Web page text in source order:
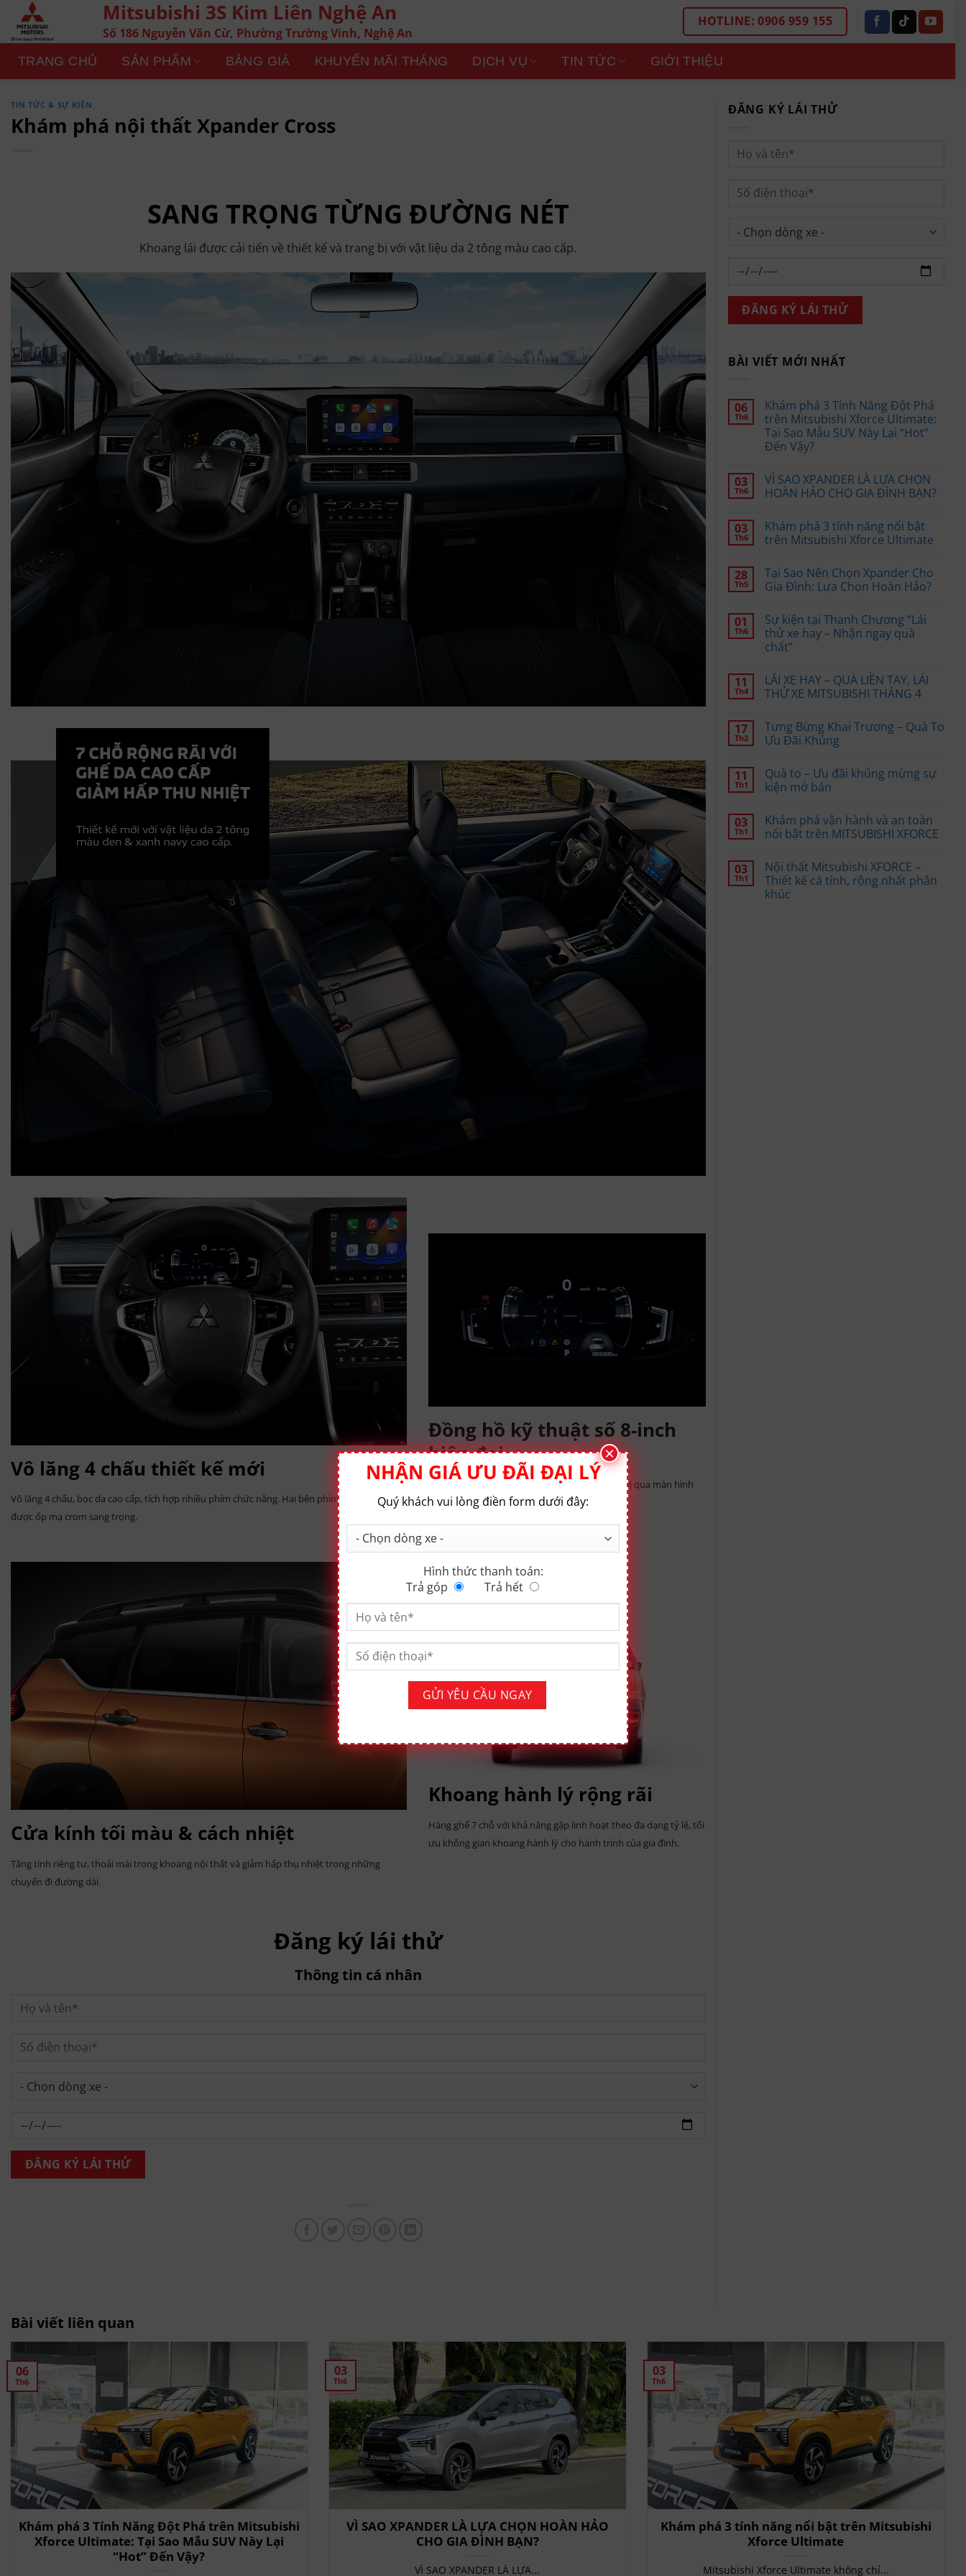
Chuyển
đến
nội
dung
Mitsubishi 3S Kim Liên Nghệ An
Số 186 Nguyễn Văn Cừ, Phường Trường Vinh, Nghệ An
HOTLINE: 0906 959 155
TRANG CHỦ SẢN PHẨM BẢNG GIÁ KHUYẾN MÃI THÁNG DỊCH VỤ TIN TỨC GIỚI THIỆU
TIN TỨC & SỰ KIỆN
Khám phá nội thất Xpander Cross
SANG TRỌNG TỪNG ĐƯỜNG NÉT
Khoang lái được cải tiến về thiết kế và trang bị với vật liệu da 2 tông màu cao cấp.
Vô lăng 4 chấu thiết kế mới
Vô lăng 4 chấu, bọc da cao cấp, tích hợp nhiều phím chức năng. Hai bên phím chức năng
được ốp mạ crom sang trọng.
Đồng hồ kỹ thuật số 8-inch
hiện đại
Dễ dàng quan sát thông số của xe được hiển thị qua màn hình
LCD.
Cửa kính tối màu & cách nhiệt
Tăng tính riêng tư, thoải mái trong khoang nội thất và giảm hấp thụ nhiệt trong những
chuyến đi đường dài.
Khoang hành lý rộng rãi
Hàng ghế 7 chỗ với khả năng gập linh hoạt theo đa dạng tỷ lệ, tối
ưu không gian khoang hành lý cho hành trình của gia đình.
Đăng ký lái thử
Thông tin cá nhân
ĐĂNG KÝ LÁI THỬ
BÀI VIẾT MỚI NHẤT
06
Th6
Khám phá 3 Tính Năng Đột Phá
trên Mitsubishi Xforce Ultimate:
Tại Sao Mẫu SUV Này Lại “Hot”
Đến Vậy?
03
Th6
VÌ SAO XPANDER LÀ LỰA CHỌN
HOÀN HẢO CHO GIA ĐÌNH BẠN?
03
Th6
Khám phá 3 tính năng nổi bật
trên Mitsubishi Xforce Ultimate
28
Th5
Tại Sao Nên Chọn Xpander Cho
Gia Đình: Lựa Chọn Hoàn Hảo?
01
Th6
Sự kiện tại Thanh Chương “Lái
thử xe hay – Nhận ngay quà
chất”
11
Th4
LÁI XE HAY – QUÀ LIỀN TAY, LÁI
THỬ XE MITSUBISHI THÁNG 4
17
Th2
Tưng Bừng Khai Trương – Quà To
Ưu Đãi Khủng
11
Th1
Quà to – Ưu đãi khủng mừng sự
kiện mở bán
03
Th1
Khám phá vận hành và an toàn
nổi bật trên MITSUBISHI XFORCE
03
Th1
Nội thất Mitsubishi XFORCE –
Thiết kế cá tính, rộng nhất phân
khúc
Bài viết liên quan
Khám phá 3 Tính Năng Đột Phá trên Mitsubishi
Xforce Ultimate: Tại Sao Mẫu SUV Này Lại
“Hot” Đến Vậy?
06
Th6
VÌ SAO XPANDER LÀ LỰA CHỌN HOÀN HẢO
CHO GIA ĐÌNH BẠN?
VÌ SAO XPANDER LÀ LỰA...
03
Th6
Khám phá 3 tính năng nổi bật trên Mitsubishi
Xforce Ultimate
Mitsubishi Xforce Ultimate không chỉ...
03
Th6
NHẬN GIÁ ƯU ĐÃI ĐẠI LÝ
Quý khách vui lòng điền form dưới đây:
Hình thức thanh toán:
Trả góp
Trả hết
×